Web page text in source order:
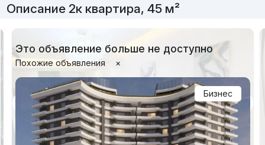
Описание 2к квартира, 45 м²
Это объявление больше не доступно
Похожие объявления ×
Бизнес